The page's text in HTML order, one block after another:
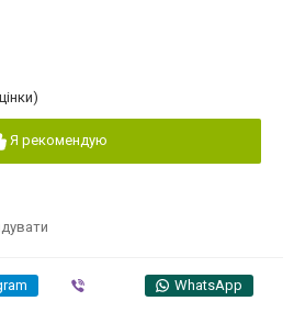
Я рекомендую
WhatsApp